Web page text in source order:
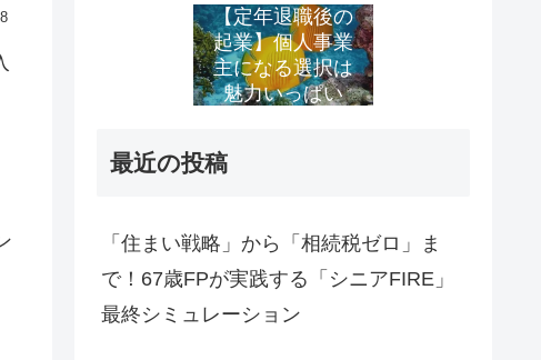
ニアFIRE戦略」【定年退職後の
起業】個人事業
主になる選択は
魅力いっぱい
最近の投稿
「住まい戦略」から「相続税ゼロ」ま
で！67歳FPが実践する「シニアFIRE」
最終シミュレーション